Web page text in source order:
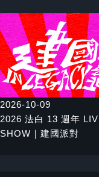
2026-10-09
2026 法白 13 週年
SHOW｜建國派對